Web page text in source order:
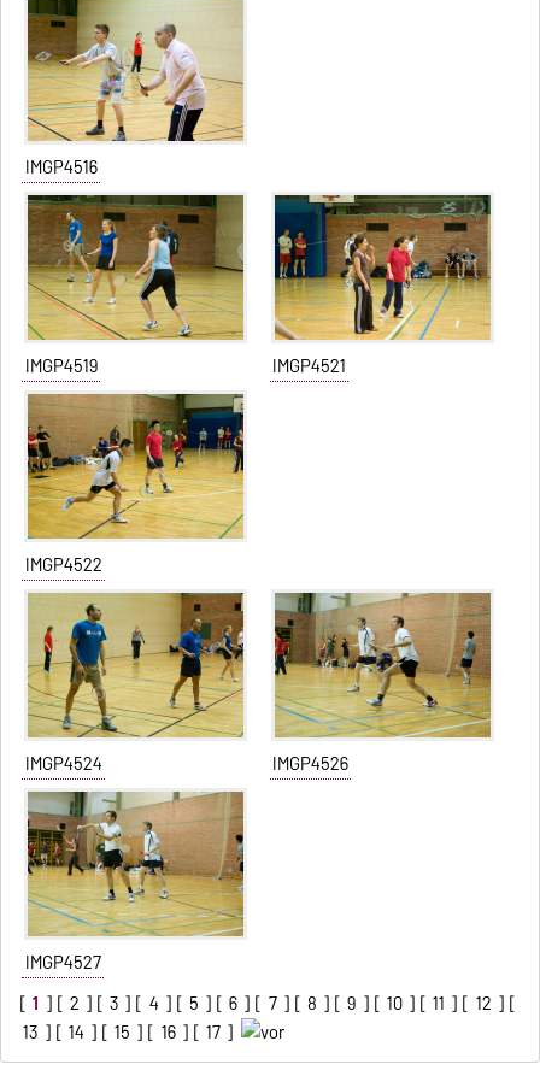
IMGP4516
IMGP4519 IMGP4521
IMGP4522
IMGP4524 IMGP4526
IMGP4527
[ 1 ] [ 2 ] [ 3 ] [ 4 ] [ 5 ] [ 6 ] [ 7 ] [ 8 ] [ 9 ] [ 10 ] [ 11 ] [ 12 ] [
13 ] [ 14 ] [ 15 ] [ 16 ] [ 17 ]